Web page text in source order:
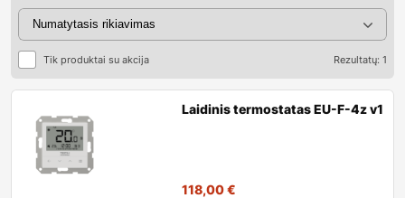
Tik produktai su akcija Rezultatų: 1
Laidinis termostatas EU-F-4z v1
118,00€